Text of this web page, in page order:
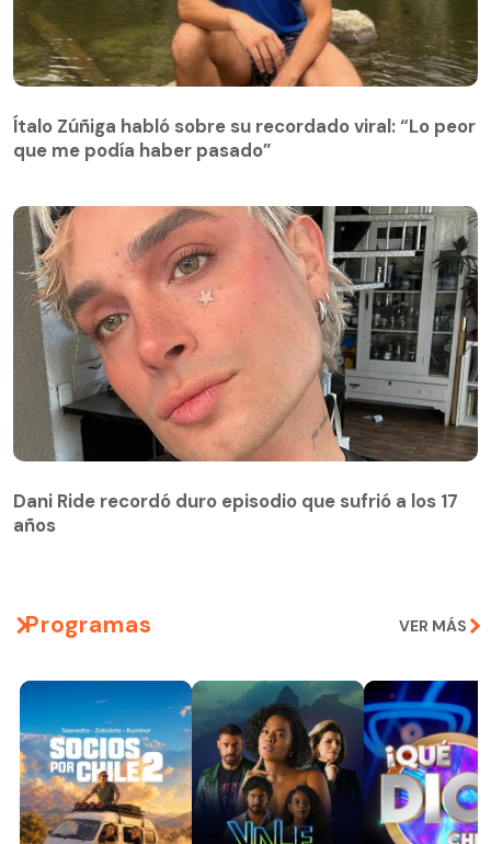
Ítalo Zúñiga habló sobre su recordado viral: “Lo peor
que me podía haber pasado”
Dani Ride recordó duro episodio que sufrió a los 17
años
Programas VER MÁS